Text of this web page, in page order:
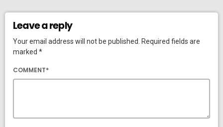
Leave a reply
Your email address will not be published. Required fields are
marked *
COMMENT*